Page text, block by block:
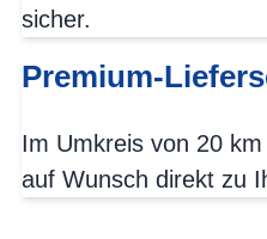
sicher.
Premium-
Im Umkreis von 20
auf Wunsch direkt zu